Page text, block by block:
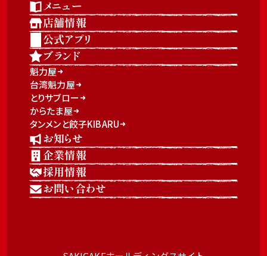
メニュー
店舗情報
公式アプリ
ブランド
魁力屋
台湾魁力屋
とりサブロー
からたま屋
タンメンと餃子KIBARU
お知らせ
企業情報
採用情報
お問い合わせ